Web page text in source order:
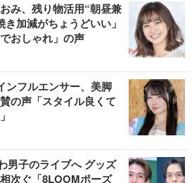
み、残り物活用“朝昼兼
加減がちょうどいい」
おしゃれ」の声
ンフルエンサー、美脚
の声「スタイル良くて
男子のライブへ グッズ
次ぐ「8LOOMポーズ